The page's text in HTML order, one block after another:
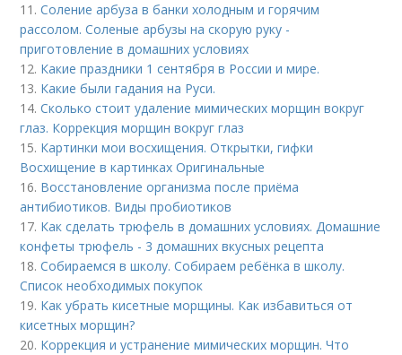
11.Соление арбуза в банки холодным и горячим
рассолом. Соленые арбузы на скорую руку -
приготовление в домашних условиях
12. Какие праздники 1 сентября в России и мире.
13. Какие были гадания на Руси.
14.Сколько стоит удаление мимических морщин вокруг
глаз. Коррекция морщин вокруг глаз
15. Картинки мои восхищения. Открытки, гифки
Восхищение в картинках Оригинальные
16. Восстановление организма после приёма
антибиотиков. Виды пробиотиков
17. Как сделать трюфель в домашних условиях. Домашние
конфеты трюфель - 3 домашних вкусных рецепта
18.Собираемся в школу. Собираем ребёнка в школу.
Список необходимых покупок
19. Как убрать кисетные морщины. Как избавиться от
кисетных морщин?
20. Коррекция и устранение мимических морщин. Что